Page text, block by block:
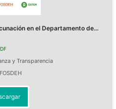
en el Departamento de...
y Transparencia
FOSDEH